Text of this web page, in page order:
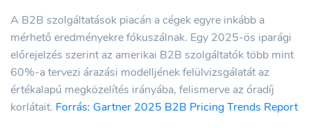
A B2B szolgáltatások piacán a cégek egyre inkább a
mérhető eredményekre fókuszálnak. Egy 2025-ös iparági
előrejelzés szerint az amerikai B2B szolgáltatók több mint
60%-a tervezi árazási modelljének felülvizsgálatát az
értékalapú megközelítés irányába, felismerve az óradíj
korlátait. Forrás: Gartner 2025 B2B Pricing Trends Report